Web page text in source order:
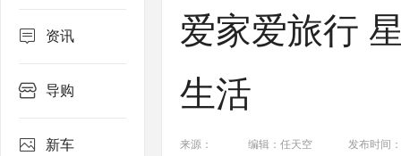
资讯
导购
新车
爱家爱旅行
生活
来源： 编辑：任天空 发布时间